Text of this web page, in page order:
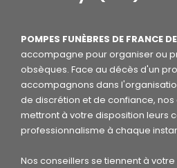
POMPES FUNÈBRES DE FRANCE
accompagne pour organiser ou
obsèques. Face au décès d'un
accompagnons dans
de discrétion et de confiance,
mettront à votre disposition leurs
professionnalisme à chaque
Nos conseillers se tiennent à